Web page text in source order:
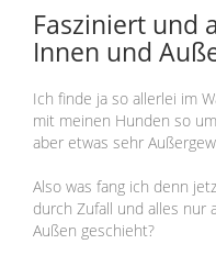
Fasziniert und
Innen und
Ich finde ja so allerlei im
mit meinen Hunden so
aber etwas sehr
Also was fang ich denn
durch Zufall und alles nur
Außen geschieht?